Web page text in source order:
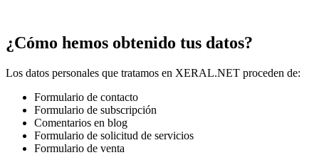
¿Cómo hemos obtenido tus datos?
Los datos personales que tratamos en XERAL.NET proceden de:
Formulario de contacto
Formulario de subscripción
Comentarios en blog
Formulario de solicitud de servicios
Formulario de venta